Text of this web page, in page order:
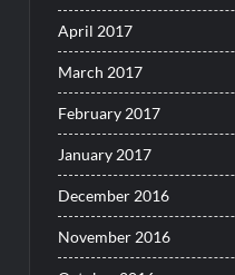
April 2017
March 2017
February 2017
January 2017
December 2016
November 2016